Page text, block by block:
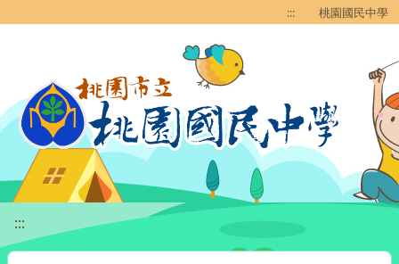
::: 桃園國民中學
:::